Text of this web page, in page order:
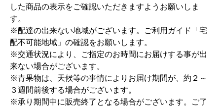
した商品の表示をご確認いただきますようお願いしま
す。
※配達の出来ない地域がございます。ご利用ガイド「宅
配不可能地域」の確認をお願いします。
※交通状況により、ご指定のお時間にお届けする事が出
来ない場合がございます。
※青果物は、天候等の事情によりお届け期間が、約２～
３週間前後する場合がございます。
※承り期間中に販売終了となる場合がございます。ご了